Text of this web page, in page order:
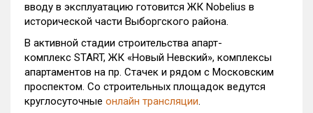
вводу в эксплуатацию готовится ЖК Nobelius в
исторической части Выборгского района.
В активной стадии строительства апарт-
комплекс START, ЖК «Новый Невский», комплексы
апартаментов на пр. Стачек и рядом с Московским
проспектом. Со строительных площадок ведутся
круглосуточные онлайн трансляции.